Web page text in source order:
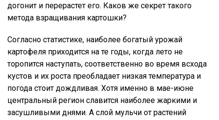
догонит и перерастет его. Каков же секрет такого
метода взращивания картошки?
Согласно статистике, наиболее богатый урожай
картофеля приходится на те годы, когда лето не
торопится наступать, соответственно во время всхода
кустов и их роста преобладает низкая температура и
погода стоит дождливая. Хотя именно в мае-июне
центральный регион славится наиболее жаркими и
засушливыми днями. А слой мульчи от растений